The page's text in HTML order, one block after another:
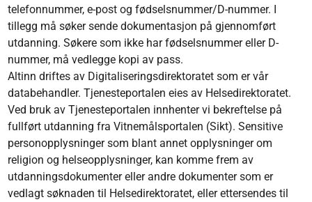
telefonnummer, e-post og fødselsnummer/D-nummer. I
tillegg må søker sende dokumentasjon på gjennomført
utdanning. Søkere som ikke har fødselsnummer eller D-
nummer, må vedlegge kopi av pass.
Altinn driftes av Digitaliseringsdirektoratet som er vår
databehandler. Tjenesteportalen eies av Helsedirektoratet.
Ved bruk av Tjenesteportalen innhenter vi bekreftelse på
fullført utdanning fra Vitnemålsportalen (Sikt). Sensitive
personopplysninger som blant annet opplysninger om
religion og helseopplysninger, kan komme frem av
utdanningsdokumenter eller andre dokumenter som er
vedlagt søknaden til Helsedirektoratet, eller ettersendes til